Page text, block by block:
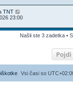
TNT
23:00
Našli ste 3 zadetka •
Pojdi
Vsi časi so